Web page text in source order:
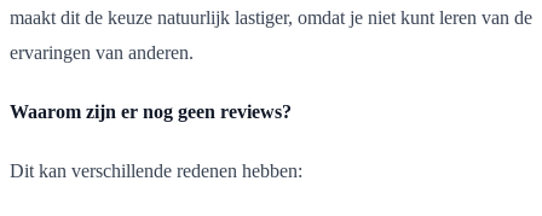
maakt dit de keuze natuurlijk lastiger, omdat je niet kunt leren van de
ervaringen van anderen.
Waarom zijn er nog geen reviews?
Dit kan verschillende redenen hebben: